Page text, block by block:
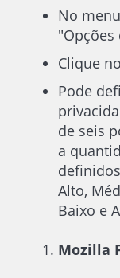
No
"Opções
Clique
Pode
de seis
a
Alto,
Baixo e
Mozilla